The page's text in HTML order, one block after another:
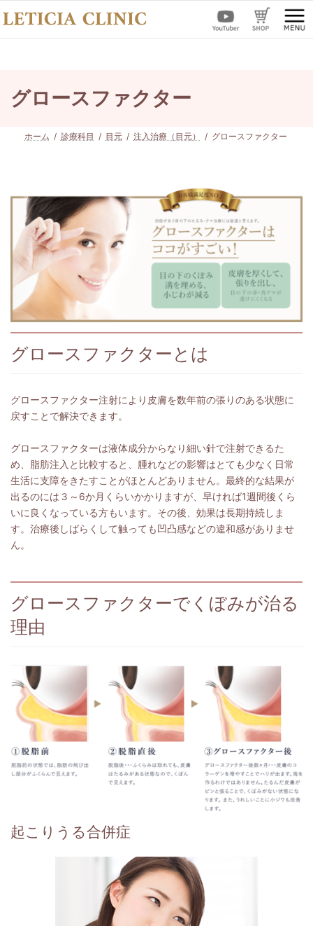
グロースファクター
ホーム 診療科目 目元 注入治療（目元） グロースファクター
グロースファクターとは
グロースファクター注射により皮膚を数年前の張りのある状態に
戻すことで解決できます。
グロースファクターは液体成分からなり細い針で注射できるた
め、脂肪注入と比較すると、腫れなどの影響はとても少なく日常
生活に支障をきたすことがほとんどありません。最終的な結果が
出るのには３～6か月くらいかかりますが、早ければ1週間後くら
いに良くなっている方もいます。その後、効果は長期持続しま
す。治療後しばらくして触っても凹凸感などの違和感がありませ
ん。
グロースファクターでくぼみが治る
理由
起こりうる合併症